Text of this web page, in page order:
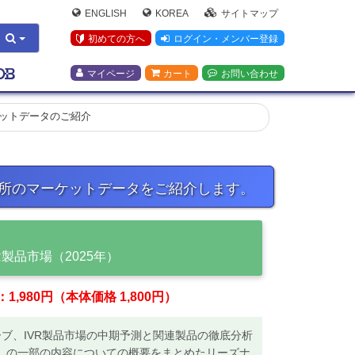
ENGLISH KOREA サイトマップ
初めての方へ ログイン・メンバー登録
マイページ カート お問い合わせ
トデータのご紹介
マーケットデータをご紹介します。
品市場（2025年）
1,980円（本体価格 1,800円）
、IVR製品市場の中期予測と関連製品の徹底分析
一部の内容についての概要をまとめたリーズナ